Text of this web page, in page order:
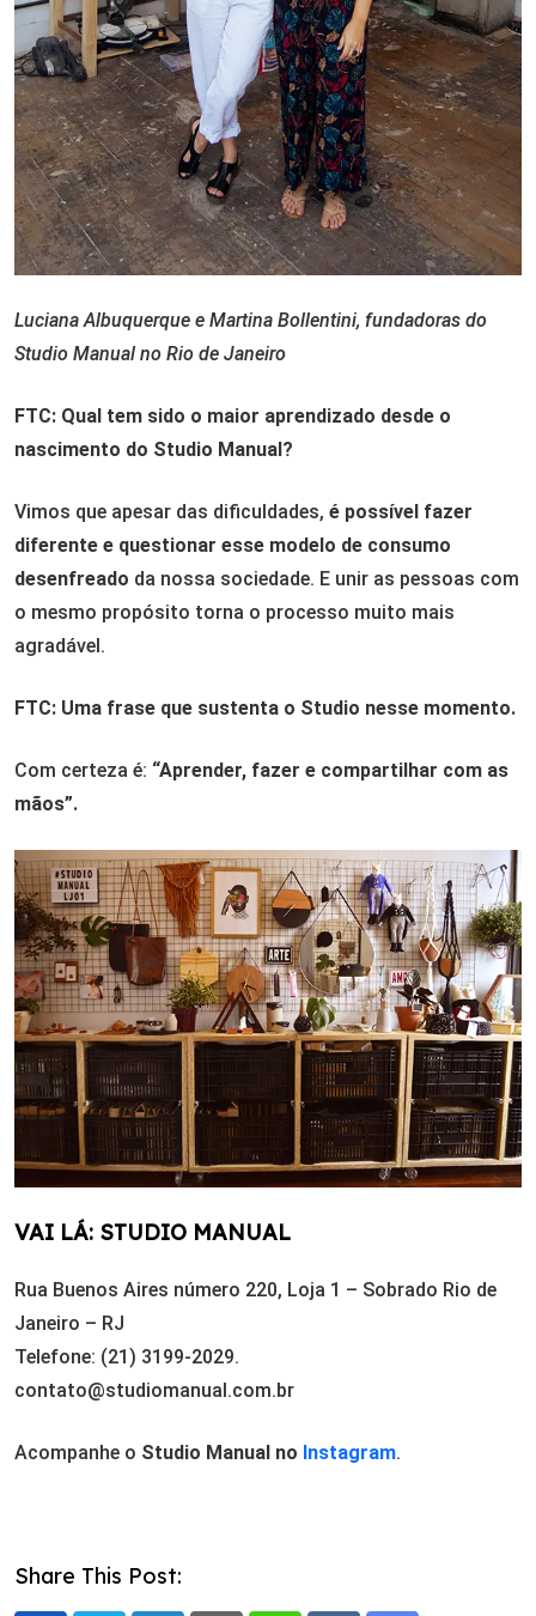
Luciana Albuquerque e Martina Bollentini, fundadoras do
Studio Manual no Rio de Janeiro
FTC: Qual tem sido o maior aprendizado desde o
nascimento do Studio Manual?
Vimos que apesar das dificuldades, é possível fazer
diferente e questionar esse modelo de consumo
desenfreado da nossa sociedade. E unir as pessoas com
o mesmo propósito torna o processo muito mais
agradável.
FTC: Uma frase que sustenta o Studio nesse momento.
Com certeza é: “Aprender, fazer e compartilhar com as
mãos”.
VAI LÁ: STUDIO MANUAL
Rua Buenos Aires número 220, Loja 1 – Sobrado Rio de
Janeiro – RJ
Telefone: (21) 3199-2029.
contato@studiomanual.com.br
Acompanhe o Studio Manual no Instagram.
Share This Post: